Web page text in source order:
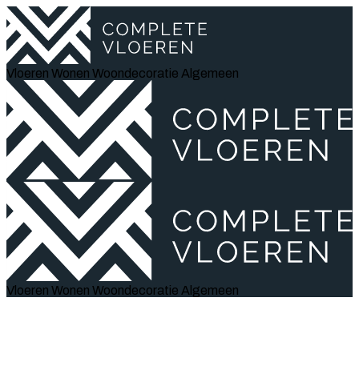
Vloeren Wonen Woondecoratie Algemeen
Vloeren Wonen Woondecoratie Algemeen